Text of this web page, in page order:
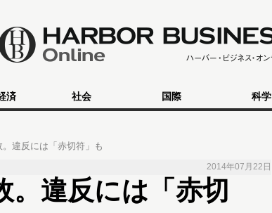
済 社会 国際 科学
違反には「赤切符」も
2014年07月22日
。違反には「赤切